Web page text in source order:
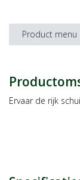
Product menu
Ervaar de rijk